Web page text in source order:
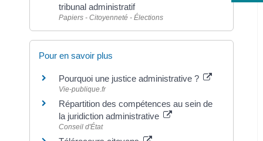
tribunal administratif
Papiers - Citoyenneté - Élections
Pour en savoir plus
Pourquoi une justice administrative ?
Vie-publique.fr
Répartition des compétences au sein de
la juridiction administrative
Conseil d'État